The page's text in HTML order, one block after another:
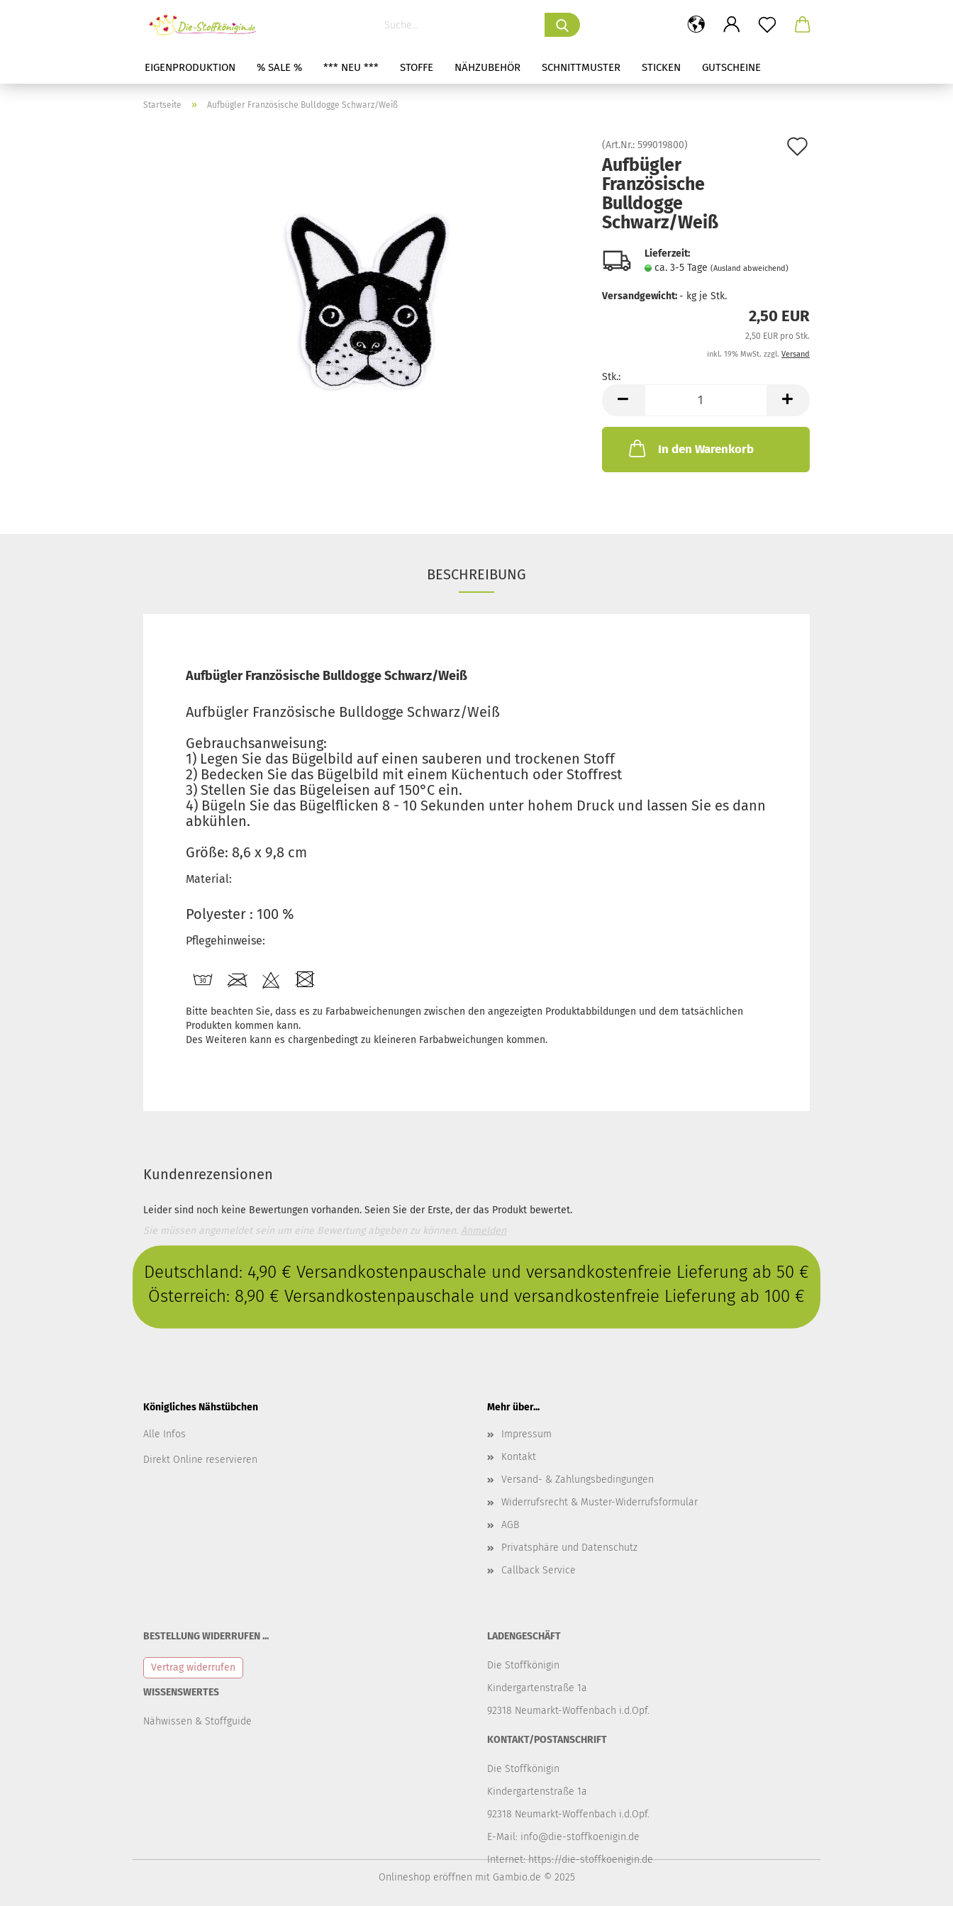
EIGENPRODUKTION % SALE % *** NEU *** STOFFE NÄHZUBEHÖR SCHNITTMUSTER STICKEN GUTSCHEINE
Startseite » Aufbügler Französische Bulldogge Schwarz/Weiß
(Art.Nr.: 599019800)
Aufbügler
Französische
Bulldogge
Schwarz/Weiß
Lieferzeit:
ca. 3-5 Tage (Ausland abweichend)
Versandgewicht:- kg je Stk.
2,50 EUR
2,50 EUR pro Stk.
inkl. 19% MwSt. zzgl. Versand
Stk.:
In den Warenkorb
BESCHREIBUNG
Aufbügler Französische Bulldogge Schwarz/Weiß
Aufbügler Französische Bulldogge Schwarz/Weiß
Gebrauchsanweisung:
1) Legen Sie das Bügelbild auf einen sauberen und trockenen Stoff
2) Bedecken Sie das Bügelbild mit einem Küchentuch oder Stoffrest
3) Stellen Sie das Bügeleisen auf 150°C ein.
4) Bügeln Sie das Bügelflicken 8 - 10 Sekunden unter hohem Druck und lassen Sie es dann
abkühlen.
Größe: 8,6 x 9,8 cm
Material:
Polyester : 100 %
Pflegehinweise:
Bitte beachten Sie, dass es zu Farbabweichenungen zwischen den angezeigten Produktabbildungen und dem tatsächlichen
Produkten kommen kann.
Des Weiteren kann es chargenbedingt zu kleineren Farbabweichungen kommen.
Kundenrezensionen
Leider sind noch keine Bewertungen vorhanden. Seien Sie der Erste, der das Produkt bewertet.
Sie müssen angemeldet sein um eine Bewertung abgeben zu können. Anmelden
Deutschland: 4,90 € Versandkostenpauschale und versandkostenfreie Lieferung ab 50 €
Österreich: 8,90 € Versandkostenpauschale und versandkostenfreie Lieferung ab 100 €
Königliches Nähstübchen
Alle Infos
Direkt Online reservieren
Mehr über...
Impressum
Kontakt
Versand- & Zahlungsbedingungen
Widerrufsrecht & Muster-Widerrufsformular
AGB
Privatsphäre und Datenschutz
Callback Service
BESTELLUNG WIDERRUFEN ...
Vertrag widerrufen
WISSENSWERTES
Nähwissen & Stoffguide
LADENGESCHÄFT
Die Stoffkönigin
Kindergartenstraße 1a
92318 Neumarkt-Woffenbach i.d.Opf.
KONTAKT/POSTANSCHRIFT
Die Stoffkönigin
Kindergartenstraße 1a
92318 Neumarkt-Woffenbach i.d.Opf.
E-Mail: info@die-stoffkoenigin.de
Internet:https://die-stoffkoenigin.de
Onlineshop eröffnen mit Gambio.de © 2025